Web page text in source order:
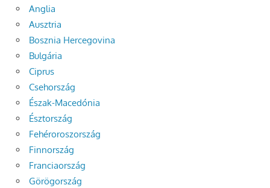
Anglia
Ausztria
Bosznia Hercegovina
Bulgária
Ciprus
Csehország
Észak-Macedónia
Észtország
Fehéroroszország
Finnország
Franciaország
Görögország